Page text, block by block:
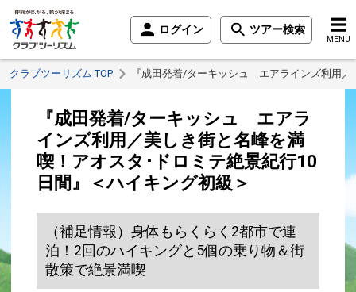
ログイン ツアー検索
MENU
クラブツーリズム TOP 『成田発着/ターキッシュ エアラインズ利用
『成田発着/ターキッシュ エアラ
インズ利用／美しき街と名峰を満
喫！アオスタ･ドロミテ絶景紀行10
日間』＜ハイキング初級＞
（補足情報）身体もらくらく2都市で連
泊！2回のハイキングと5個の乗り物＆街
散策で絶景満喫